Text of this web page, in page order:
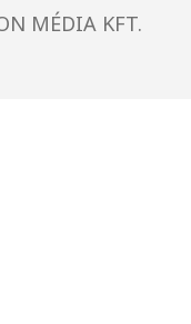
MÉDIA KFT.